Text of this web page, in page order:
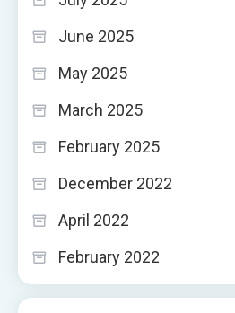
June 2025
May 2025
March 2025
February 2025
December 2022
April 2022
February 2022